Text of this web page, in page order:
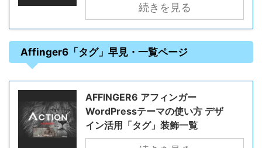
続きを見る
Affinger6「タグ」早見・一覧ページ
AFFINGER6 アフィンガー
WordPressテーマの使い方 デザ
イン活用「タグ」装飾一覧